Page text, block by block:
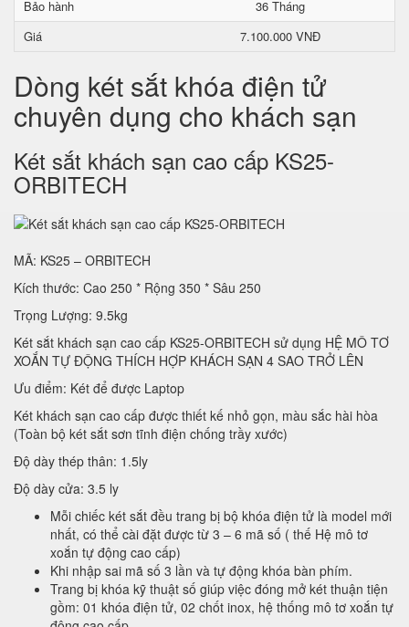
Bảo hành
36 Tháng
Giá
7.100.000 VNĐ
Dòng két sắt khóa điện tử
chuyên dụng cho khách sạn
Két sắt khách sạn cao cấp KS25-
ORBITECH
MÃ: KS25 – ORBITECH
Kích thước: Cao 250 * Rộng 350 * Sâu 250
Trọng Lượng: 9.5kg
Két sắt khách sạn cao cấp KS25-ORBITECH sử dụng HỆ MÔ TƠ
XOẮN TỰ ĐỘNG THÍCH HỢP KHÁCH SẠN 4 SAO TRỞ LÊN
Ưu điểm: Két để được Laptop
Két khách sạn cao cấp được thiết kế nhỏ gọn, màu sắc hài hòa
(Toàn bộ két sắt sơn tĩnh điện chống trầy xước)
Độ dày thép thân: 1.5ly
Độ dày cửa: 3.5 ly
Mỗi chiếc két sắt đều trang bị bộ khóa điện tử là model mới
nhất, có thể cài đặt được từ 3 – 6 mã số ( thế Hệ mô tơ
xoắn tự động cao cấp)
Khi nhập sai mã số 3 lần và tự động khóa bàn phím.
Trang bị khóa kỹ thuật số giúp việc đóng mở két thuận tiện
gồm: 01 khóa điện tử, 02 chốt inox, hệ thống mô tơ xoắn tự